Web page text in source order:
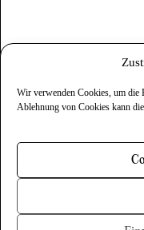
Wir verwenden Cookies, um die
Ablehnung von Cookies kann